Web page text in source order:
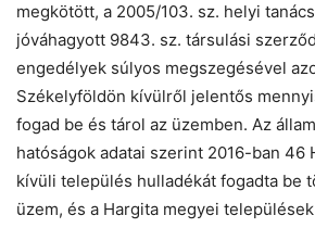
megkötött, a 2005/103. sz. helyi
jóváhagyott 9843. sz. társulási
engedélyek súlyos megszegésével
Székelyföldön kívülről jelentős
fogad be és tárol az üzemben. Az
hatóságok adatai szerint 2016-ban 46
kívüli település hulladékát fogadta be
üzem, és a Hargita megyei